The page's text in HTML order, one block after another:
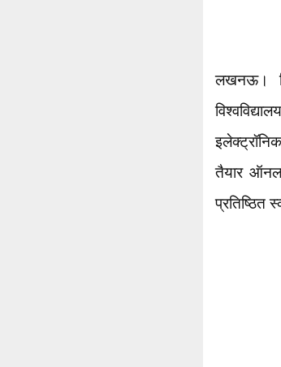
लखनऊ।
तैयार
प्रतिष्ठित